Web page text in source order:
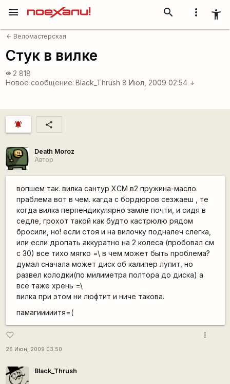
more_vert accessibility_new
search
menu
arrow_back Веломастерская
Стук в вилке
visibility 2 818
Новое сообщение: Black_Thrush 8 Июл, 2009 02:54 arrow_downward
notifications_active share
Death Moroz
Автор
вопшем так. вилка сантур ХСМ в2 пружина-масло.
праблема вот в чем. кагда с бордюров сезжаеш , те
когда вилка перпендикулярно замле почти, и сидя в
седле, грохот такой как будто кастрюлю рядом
бросили, но! если стоя и на вилочку подналеч слегка,
или если дропать аккуратно на 2 колеса (пробовал см
с 30) все тихо мягко =\ в чем может быть проблема?
думал сначала может диск об калипер лупит, но
развел колодки(по милиметра полтора до диска) а
всё таже хрень =\
вилка при этом ни люфтит и ниче такова.
памагииииитя=(
favorite_border
26 Июн, 2009 03:50
more_vert
Black_Thrush